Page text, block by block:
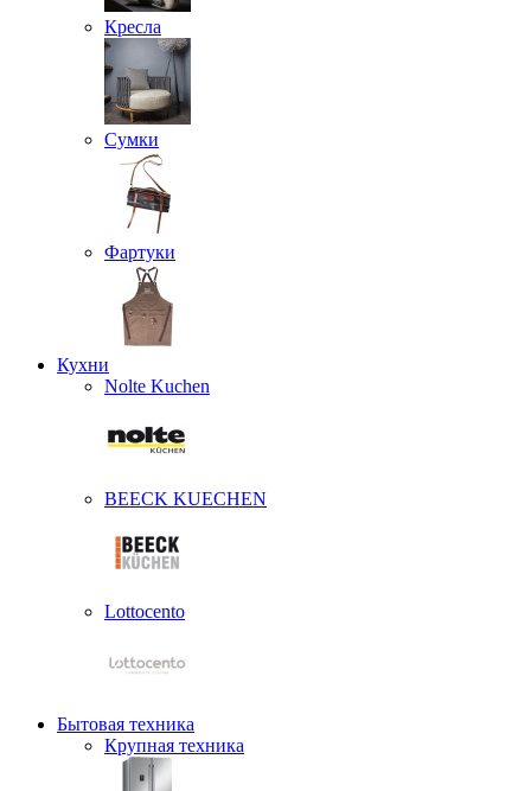
Кресла
Сумки
Фартуки
Кухни
Nolte Kuchen
BEECK KUECHEN
Lottocento
Бытовая техника
Крупная техника